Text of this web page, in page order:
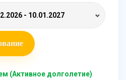
- 10.01.2027
(Активное долголетие)